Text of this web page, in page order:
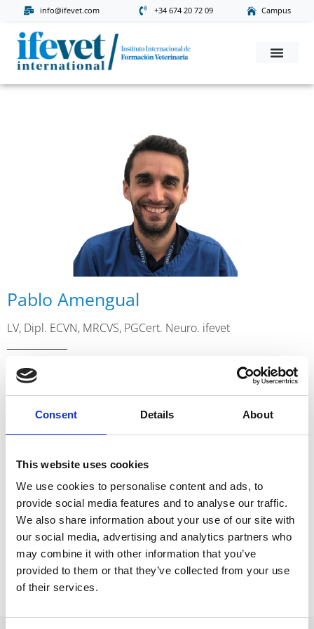
Consent Details About
This website uses cookies
We use cookies to personalise content and ads, to
provide social media features and to analyse our traffic.
We also share information about your use of our site with
our social media, advertising and analytics partners who
may combine it with other information that you’ve
provided to them or that they’ve collected from your use
of their services.
info@ifevet.com +34 674 20 72 09 Campus
Pablo Amengual
LV, Dipl. ECVN, MRCVS, PGCert. Neuro. ifevet
Pablo se lincenció en veteirnaria en la Universidad Autónoma de
Barcelona en 2012, seguido de un internado rotatorio en la misma
servicio de Neurología y un segundo internado rotatorio en la
Universidad de Edimburgo.
Neurocirugía en la Universidad de Glasgow. En 2019 regresó a la
Universidad de Edimburgo para unirse al servicio de Neurología. En
2020 obtuvo el diploma del European College of Veterinary
Neurology.